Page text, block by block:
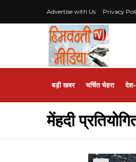
Advertise with Us Privacy
बड़ी खबर चर्चित चेहरा
मेंहदी